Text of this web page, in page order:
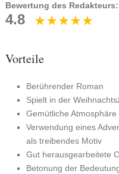
Bewertung des Redakteurs:
4.8
Vorteile
Berührender Roman
Spielt in der
Gemütliche
Verwendung eines
als treibendes Motiv
Gut herausgearbeitete
Betonung der